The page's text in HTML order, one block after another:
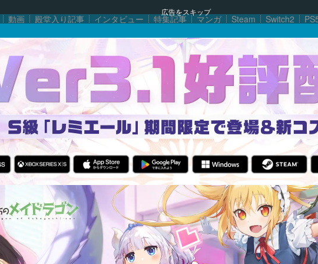
広告をスキップ
動画 殿堂入り記事 インタビュー 特集記事 マンガ Steam Switch2